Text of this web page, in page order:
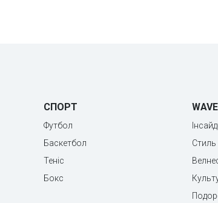
СПОРТ
Футбол
Баскетбол
Теніс
Бокс
WAVE
Стиль